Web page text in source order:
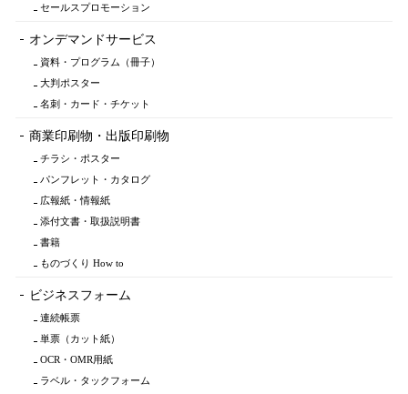
セールスプロモーション
オンデマンドサービス
資料・プログラム（冊子）
大判ポスター
名刺・カード・チケット
商業印刷物・出版印刷物
チラシ・ポスター
パンフレット・カタログ
広報紙・情報紙
添付文書・取扱説明書
書籍
ものづくり How to
ビジネスフォーム
連続帳票
単票（カット紙）
OCR・OMR用紙
ラベル・タックフォーム